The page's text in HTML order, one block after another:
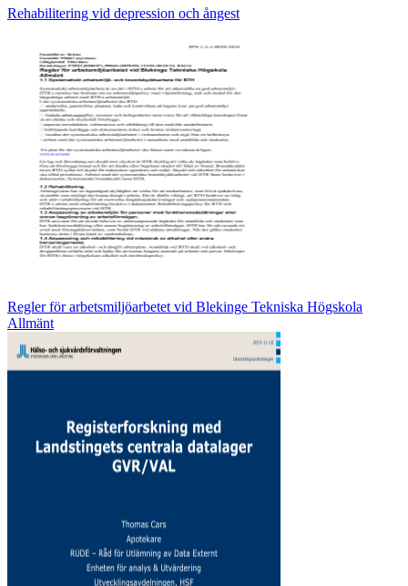
Rehabilitering vid depression och ångest
Regler för arbetsmiljöarbetet vid Blekinge Tekniska Högskola
Allmänt